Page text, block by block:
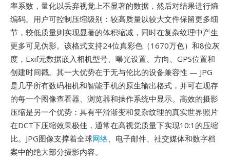
率系数，量化以丢弃视觉上不显著的数据，然后对结果进行熵
编码。用户可控制压缩级别：较高质量以较大文件保留更多细
节，较低质量则实现显著的体积缩减，同时在复杂纹理中产生
更多可见伪影。该格式支持24位真彩色（1670万色）和8位灰
度，Exif元数据嵌入相机型号、曝光设置、方向、GPS位置和
创建时间戳。其一大优势在于无与伦比的设备兼容性 — JPG
是几乎所有数码相机和智能手机的原生输出格式，并可在现存
的每一个图像查看器、浏览器和操作系统中显示。高效的摄影
压缩是另一个优势：具有平滑渐变和复杂纹理的真实世界照片
在DCT下压缩效果极佳，通常在高视觉质量下实现10:1的压缩
比。JPG图像支撑着全球网络、电子邮件、社交媒体和数字档
案中的绝大部分摄影内容。